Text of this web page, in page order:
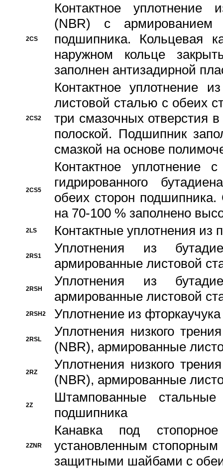
2CS
Контактное уплотнение
(NBR) с
подшипника. Кольцевая
наружном кольце
заполнен антизадирной
2CS2
Контактное уплотнение
листовой сталью с обеих
три смазочных отверстия
полоской. Подшипник
смазкой на основе
2CS5
Контактное уплотнение
гидрированного
обеих сторон
на 70-100 % заполнено
2LS Контактные уплотнения из
2RS1
Уплотнения из
армированные листовой
2RSH
Уплотнения из
армированные листовой
2RSH2 Уплотнение из
2RSL
Уплотнения низкого
(NBR), армированные
2RZ
Уплотнения низкого
(NBR), армированные
2Z
Штампованные
подшипника
2ZNR
Канавка под
установленным
защитными шайбами с